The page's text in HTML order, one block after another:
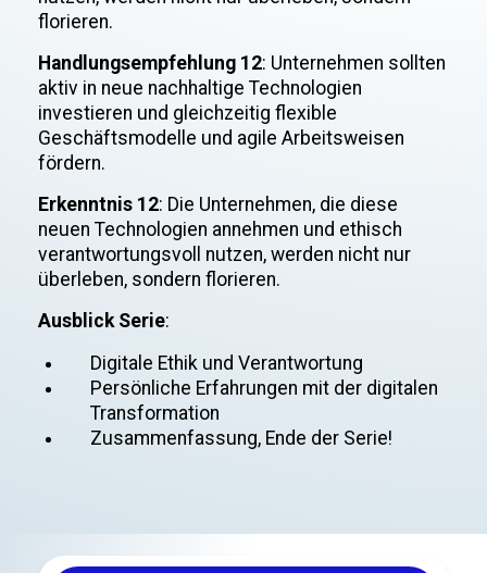
florieren.
Handlungsempfehlung 12: Unternehmen sollten
aktiv in neue nachhaltige Technologien
investieren und gleichzeitig flexible
Geschäftsmodelle und agile Arbeitsweisen
fördern.
Erkenntnis 12: Die Unternehmen, die diese
neuen Technologien annehmen und ethisch
verantwortungsvoll nutzen, werden nicht nur
überleben, sondern florieren.
Ausblick Serie:
Digitale Ethik und Verantwortung
Persönliche Erfahrungen mit der digitalen
Transformation
Zusammenfassung, Ende der Serie!